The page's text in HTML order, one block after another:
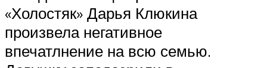
«Холостяк» Дарья Клюкина
произвела негативное
впечатлнение на всю семью.